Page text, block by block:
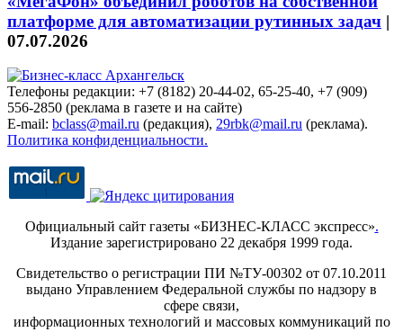
платформе для автоматизации рутинных задач |
07.07.2026
Телефоны редакции: +7 (8182) 20-44-02, 65-25-40, +7 (909)
556-2850 (реклама в газете и на сайте)
E-mail: bclass@mail.ru (редакция), 29rbk@mail.ru (реклама).
Политика конфиденциальности.
Официальный сайт газеты «БИЗНЕС-КЛАСС экспресс».
Издание зарегистрировано 22 декабря 1999 года.
Свидетельство о регистрации ПИ №ТУ-00302 от 07.10.2011
выдано Управлением Федеральной службы по надзору в
сфере связи,
информационных технологий и массовых коммуникаций по